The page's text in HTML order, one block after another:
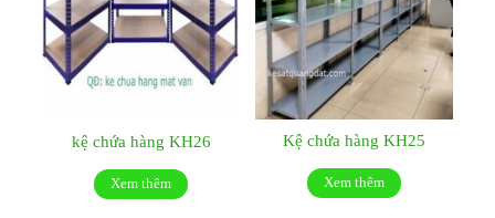
kệ chứa hàng KH26
Xem thêm
Kệ chứa hàng KH25
Xem thêm